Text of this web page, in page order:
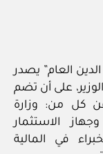
العام” يصدر
على أن تضم
كل من: وزارة
الاستثمار
في المالية